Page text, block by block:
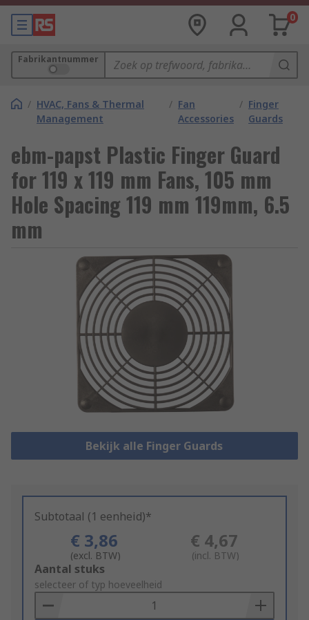
0
Fabrikantnummer
/ HVAC, Fans & Thermal
Management
/ Fan
Accessories
/ Finger
Guards
ebm-papst Plastic Finger Guard
for 119 x 119 mm Fans, 105 mm
Hole Spacing 119 mm 119mm, 6.5
mm
Bekijk alle Finger Guards
Subtotaal (1 eenheid)*
€ 3,86
(excl. BTW)
€ 4,67
(incl. BTW)
Add
to
Basket
Aantal stuks
selecteer of typ hoeveelheid